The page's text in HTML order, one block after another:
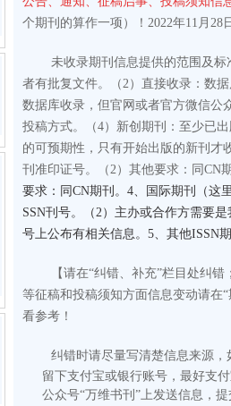
个期刊的算作一项）！2022年11月28
未收录期刊信息提供的范围及标
者有批复文件。
（2）直接收录：数
数据库收录，但官网或者官方微信公
投稿方式。
（4）新创期刊：至少已
的可预期性，只有开始出版的新刊才
刊准印证号。
（2）其他要求：同CN
要求：同CN期刊。4、国际期刊（这
SSN刊号。（2）主办或合作方需要
号上公布有相关信息。5、其他ISSN
【请在“纠错、补充”栏目处纠
等征稿和投稿须知方面信息变动请在
看参考！
纠错时请尽量写清楚信息来源
留下支付宝或银行账号，最好支
公众号“万维书刊”上发送信息，